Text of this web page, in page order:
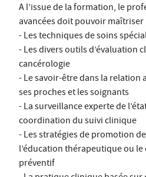
A l’issue de la formation, le
avancées doit pouvoir maîtriser
- Les techniques de soins
- Les divers outils d’évaluation
cancérologie
- Le savoir-être dans la relation
ses proches et les soignants
- La surveillance experte de
coordination du suivi clinique
- Les stratégies de promotion
l’éducation thérapeutique ou
préventif